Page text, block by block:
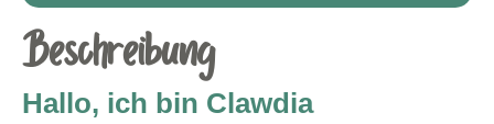
Beschreibung
Hallo, ich bin Clawdia